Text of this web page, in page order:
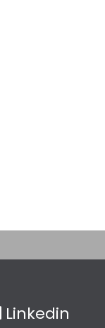
Linkedin